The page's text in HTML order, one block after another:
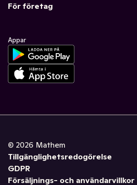
För företag
Appar
© 2026 Mathem
Tillgänglighetsredogörelse
GDPR
Försäljnings- och användarvillkor